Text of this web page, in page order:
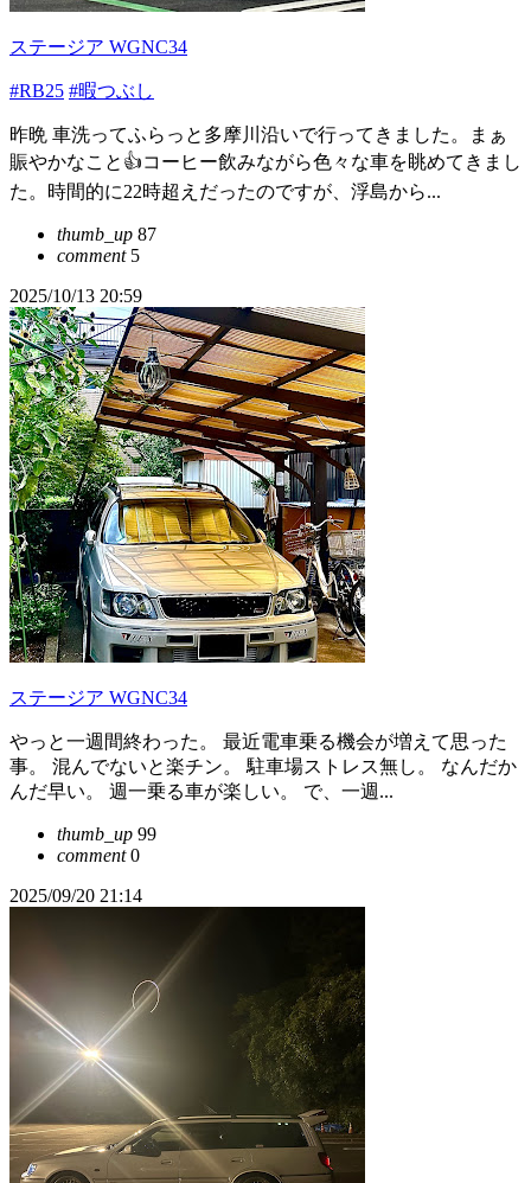
ステージア WGNC34
#RB25 #暇つぶし
昨晩 車洗ってふらっと多摩川沿いで行ってきました。まぁ
賑やかなこと👍コーヒー飲みながら色々な車を眺めてきまし
た。時間的に22時超えだったのですが、浮島から...
thumb_up 87
comment5
2025/10/13 20:59
ステージア WGNC34
やっと一週間終わった。 最近電車乗る機会が増えて思った
事。 混んでないと楽チン。 駐車場ストレス無し。 なんだか
んだ早い。 週一乗る車が楽しい。 で、一週...
thumb_up 99
comment0
2025/09/20 21:14